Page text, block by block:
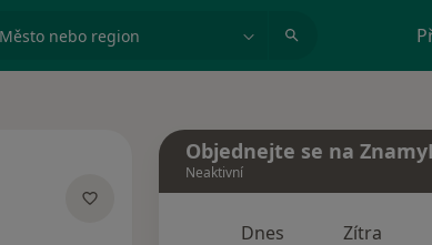
Město nebo region
Objednejte se na
Neaktivní
Dnes Zítra